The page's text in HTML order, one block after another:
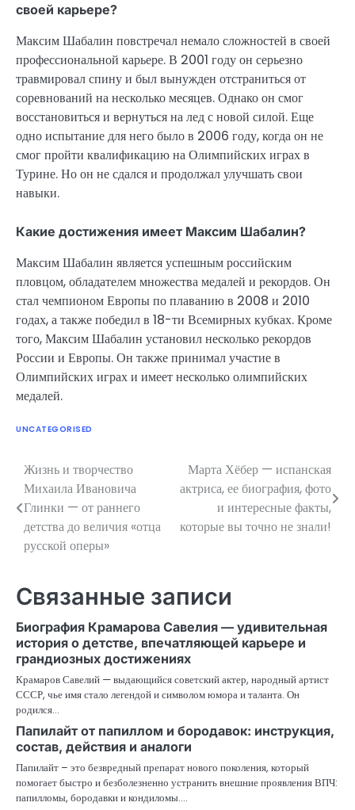
своей карьере?
Максим Шабалин повстречал немало сложностей в своей
профессиональной карьере. В 2001 году он серьезно
травмировал спину и был вынужден отстраниться от
соревнований на несколько месяцев. Однако он смог
восстановиться и вернуться на лед с новой силой. Еще
одно испытание для него было в 2006 году, когда он не
смог пройти квалификацию на Олимпийских играх в
Турине. Но он не сдался и продолжал улучшать свои
навыки.
Какие достижения имеет Максим Шабалин?
Максим Шабалин является успешным российским
пловцом, обладателем множества медалей и рекордов. Он
стал чемпионом Европы по плаванию в 2008 и 2010
годах, а также победил в 18-ти Всемирных кубках. Кроме
того, Максим Шабалин установил несколько рекордов
России и Европы. Он также принимал участие в
Олимпийских играх и имеет несколько олимпийских
медалей.
UNCATEGORISED
Навигация
по
записям
Жизнь и творчество
Михаила Ивановича
Глинки — от раннего
детства до величия «отца
русской оперы»
Марта Хёбер — испанская
актриса, ее биография, фото
и интересные факты,
которые вы точно не знали!
Связанные записи
Биография Крамарова Савелия — удивительная
история о детстве, впечатляющей карьере и
грандиозных достижениях
Крамаров Савелий — выдающийся советский актер, народный артист
СССР, чье имя стало легендой и символом юмора и таланта. Он
родился…
Папилайт от папиллом и бородавок: инструкция,
состав, действия и аналоги
Папилайт – это безвредный препарат нового поколения, который
помогает быстро и безболезненно устранить внешние проявления ВПЧ:
папилломы, бородавки и кондиломы.…